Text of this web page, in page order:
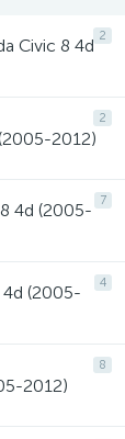
2
Civic 8 4d
2
2012)
7
4d (2005-
4
4d (2005-
8
2012)